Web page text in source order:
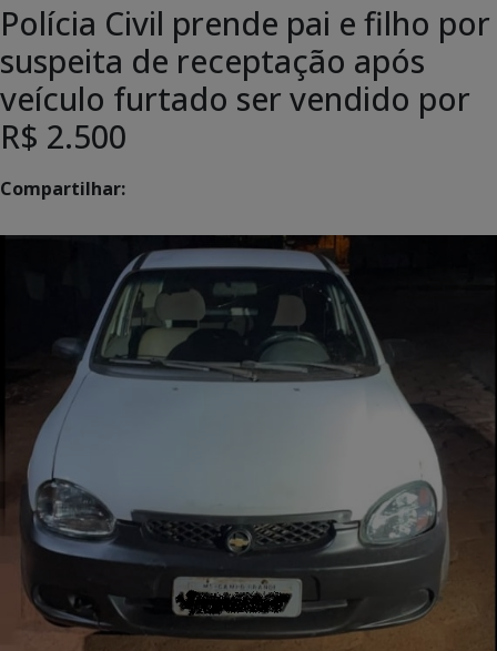
Polícia Civil prende pai e filho por
suspeita de receptação após
veículo furtado ser vendido por
R$ 2.500
Compartilhar: